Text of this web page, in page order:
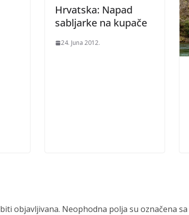
Hrvatska: Napad
sabljarke na kupače
24. Juna 2012.
objavljivana. Neophodna polja su označena sa